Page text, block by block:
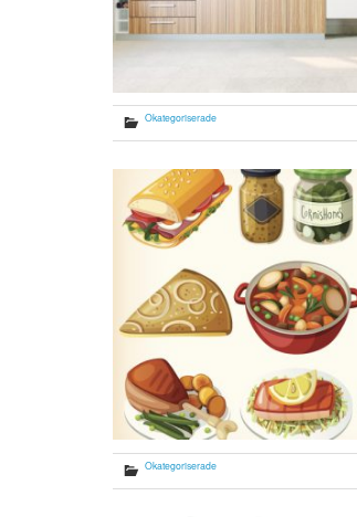
Okategoriserade
Okategoriserade